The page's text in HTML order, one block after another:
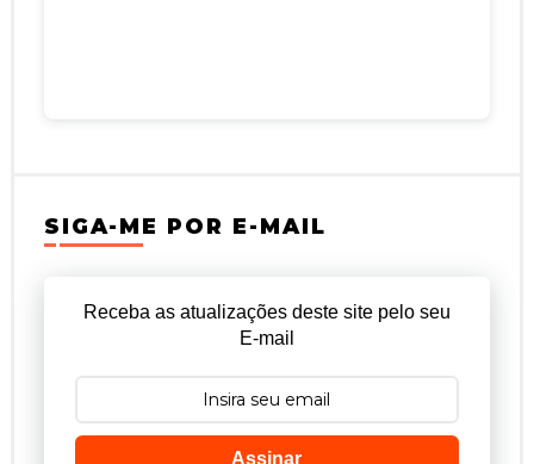
SIGA-ME POR E-MAIL
Receba as atualizações deste site pelo seu
E-mail
Assinar